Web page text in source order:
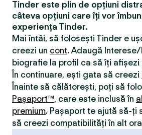
Tinder este plin de opțiuni
câteva opțiuni care îți vor
experiența Tinder.
Mai întâi, să folosești Tinder e
creezi un cont. Adaugă
biografie la profil ca să îți
În continuare, ești gata să creezi
Înainte să călătorești, poți să
Pașaport™, care este inclusă în
premium. Pașaport te ajută să-ți
să creezi compatibilităţi în alt